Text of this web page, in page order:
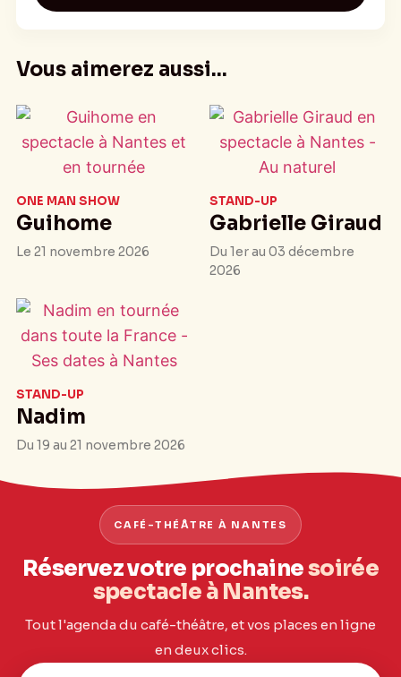
Vous aimerez aussi...
ONE MAN SHOW
Guihome
Le 21 novembre 2026
STAND-UP
Gabrielle Giraud
Du 1er au 03 décembre
2026
STAND-UP
Nadim
Du 19 au 21 novembre 2026
CAFÉ-THÉÂTRE À NANTES
Réservez votre prochainesoirée
spectacle à Nantes.
Tout l'agenda du café-théâtre, et vos places en ligne
en deux clics.